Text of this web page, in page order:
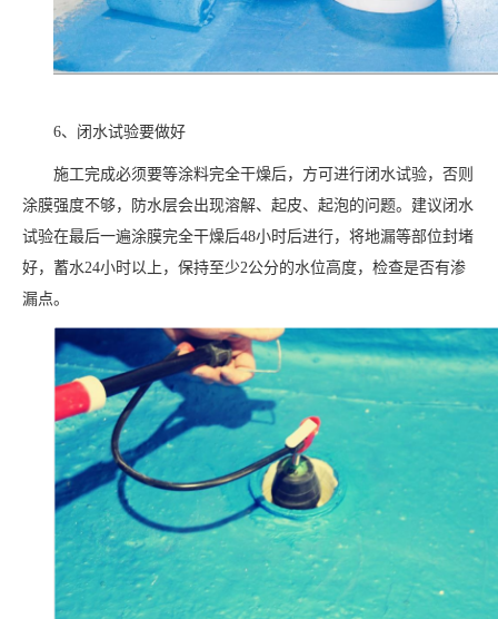
6、闭水试验要做好
施工完成必须要等涂料完全干燥后，方可进行闭水试验，否则
涂膜强度不够，防水层会出现溶解、起皮、起泡的问题。建议闭水
试验在最后一遍涂膜完全干燥后48小时后进行，将地漏等部位封堵
好，蓄水24小时以上，保持至少2公分的水位高度，检查是否有渗
漏点。